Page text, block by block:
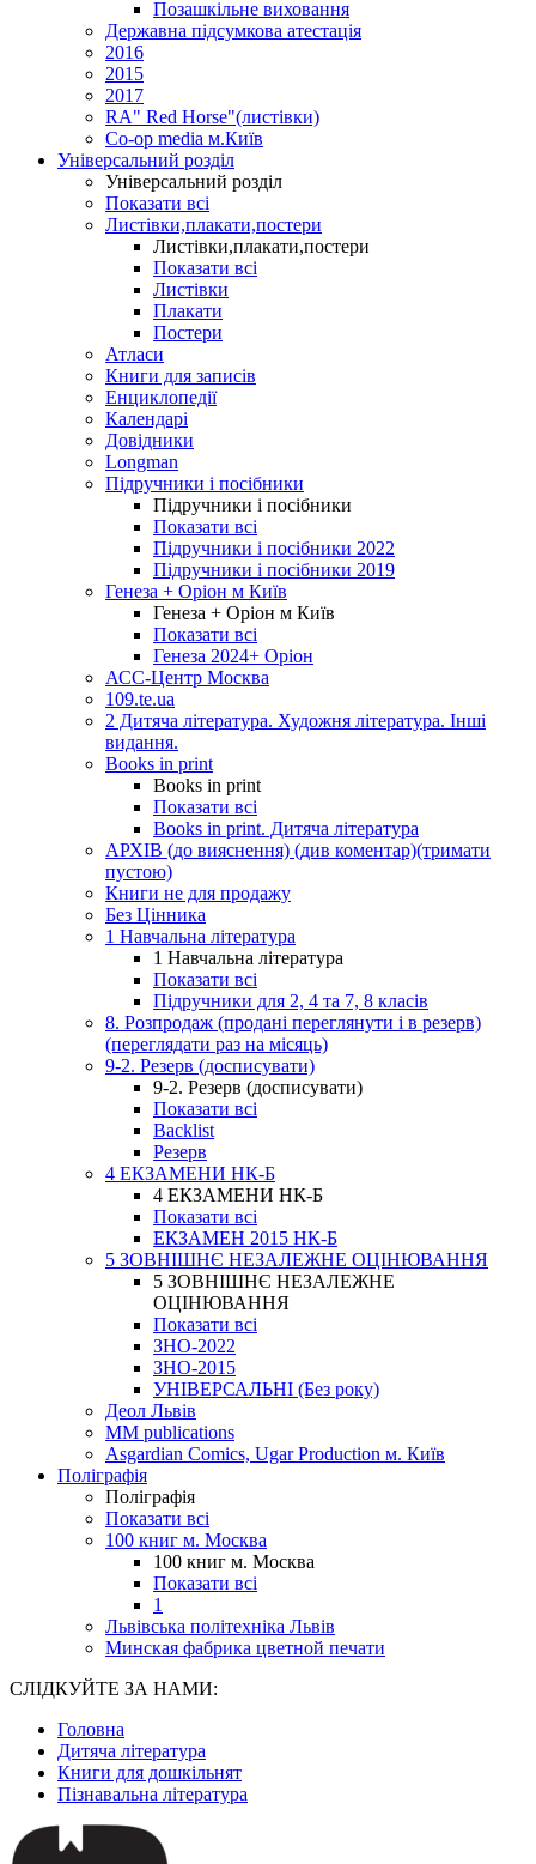
Позашкільне виховання
Державна підсумкова атестація
2016
2015
2017
RA" Red Horse"(листівки)
Co-op media м.Київ
Універсальний розділ
Універсальний розділ
Показати всі
Листівки,плакати,постери
Листівки,плакати,постери
Показати всі
Листівки
Плакати
Постери
Атласи
Книги для записів
Енциклопедії
Календарі
Довідники
Longman
Підручники і посібники
Підручники і посібники
Показати всі
Підручники і посібники 2022
Підручники і посібники 2019
Генеза + Оріон м Київ
Генеза + Оріон м Київ
Показати всі
Генеза 2024+ Оріон
АСС-Центр Москва
109.te.ua
2 Дитяча література. Художня література. Інші
видання.
Books in print
Books in print
Показати всі
Books in print. Дитяча література
АРХІВ (до вияснення) (див коментар)(тримати
пустою)
Книги не для продажу
Без Цінника
1 Навчальна література
1 Навчальна література
Показати всі
Підручники для 2, 4 та 7, 8 класів
8. Розпродаж (продані переглянути і в резерв)
(переглядати раз на місяць)
9-2. Резерв (досписувати)
9-2. Резерв (досписувати)
Показати всі
Backlist
Резерв
4 ЕКЗАМЕНИ НК-Б
4 ЕКЗАМЕНИ НК-Б
Показати всі
ЕКЗАМЕН 2015 НК-Б
5 ЗОВНІШНЄ НЕЗАЛЕЖНЕ ОЦІНЮВАННЯ
5 ЗОВНІШНЄ НЕЗАЛЕЖНЕ
ОЦІНЮВАННЯ
Показати всі
ЗНО-2022
ЗНО-2015
УНІВЕРСАЛЬНІ (Без року)
Деол Львів
MM publications
Asgardian Comics, Ugar Production м. Київ
Поліграфія
Поліграфія
Показати всі
100 книг м. Москва
100 книг м. Москва
Показати всі
1
Львівська політехніка Львів
Минская фабрика цветной печати
СЛІДКУЙТЕ ЗА НАМИ:
Головна
Дитяча література
Книги для дошкільнят
Пізнавальна література